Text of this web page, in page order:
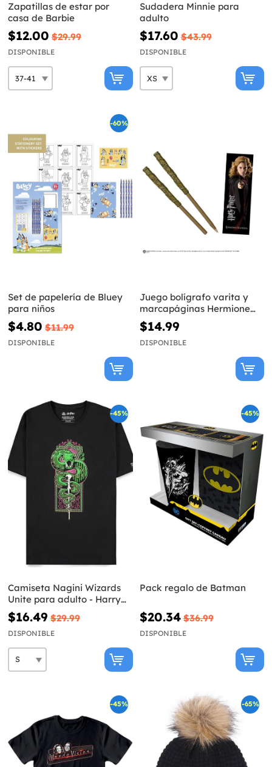
Zapatillas de estar por
casa de Barbie
$12.00 $29.99
DISPONIBLE
Sudadera Minnie para
adulto
$17.60 $43.99
DISPONIBLE
-60%
Set de papelería de Bluey
para niños
$4.80 $11.99
DISPONIBLE
Juego bolígrafo varita y
marcapáginas Hermione
Harry Potter
$14.99
DISPONIBLE
-45%
Camiseta Nagini Wizards
Unite para adulto - Harry
Potter
$16.49 $29.99
DISPONIBLE
-45%
Pack regalo de Batman
$20.34 $36.99
DISPONIBLE
-45% -65%